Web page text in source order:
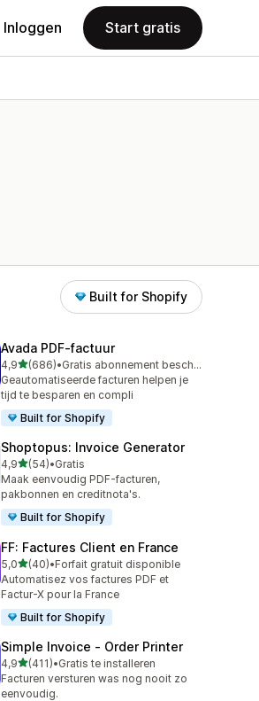
Inloggen Start gratis
Built for Shopify
Avada PDF‑factuur
4,9van 5 sterren
(686)
686 recensies in totaal
•
Gratis abonnement beschikbaar
Geautomatiseerde facturen helpen je
tijd te besparen en compli
Built for Shopify
Shoptopus: Invoice Generator
4,9van 5 sterren
(54)
54 recensies in totaal
•Gratis
Maak eenvoudig PDF-facturen,
pakbonnen en creditnota's.
Built for Shopify
FF: Factures Client en France
5,0van 5 sterren
(40)
40 recensies in totaal
•Forfait gratuit disponible
Automatisez vos factures PDF et
Factur-X pour la France
Built for Shopify
Simple Invoice ‑ Order Printer
4,9van 5 sterren
(411)
411 recensies in totaal
•Gratis te installeren
Facturen versturen was nog nooit zo
eenvoudig.